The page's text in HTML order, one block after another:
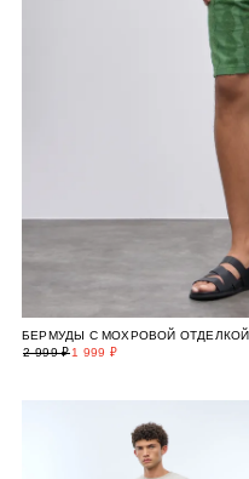
БЕРМУДЫ С МОХРОВОЙ ОТДЕЛКОЙ
1 999 ₽
2 999 ₽